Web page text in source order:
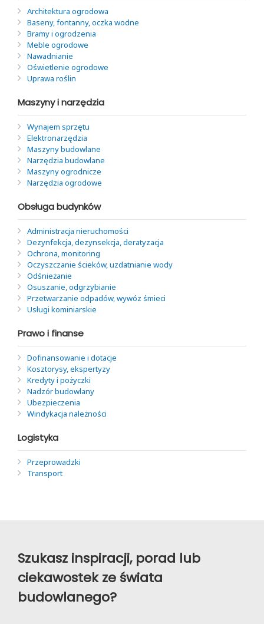
Architektura ogrodowa
Baseny, fontanny, oczka wodne
Bramy i ogrodzenia
Meble ogrodowe
Nawadnianie
Oświetlenie ogrodowe
Uprawa roślin
Maszyny i narzędzia
Wynajem sprzętu
Elektronarzędzia
Maszyny budowlane
Narzędzia budowlane
Maszyny ogrodnicze
Narzędzia ogrodowe
Obsługa budynków
Administracja nieruchomości
Dezynfekcja, dezynsekcja, deratyzacja
Ochrona, monitoring
Oczyszczanie ścieków, uzdatnianie wody
Odśnieżanie
Osuszanie, odgrzybianie
Przetwarzanie odpadów, wywóz śmieci
Usługi kominiarskie
Prawo i finanse
Dofinansowanie i dotacje
Kosztorysy, ekspertyzy
Kredyty i pożyczki
Nadzór budowlany
Ubezpieczenia
Windykacja należności
Logistyka
Przeprowadzki
Transport
Szukasz inspiracji, porad lub
ciekawostek ze świata
budowlanego?